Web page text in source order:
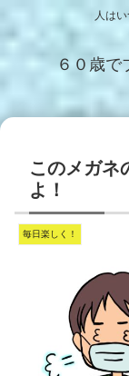
人は
６０歳で
このメガネ
よ！
毎日楽しく！